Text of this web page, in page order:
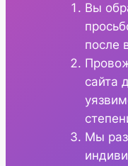
Вы
после
сайта
Мы